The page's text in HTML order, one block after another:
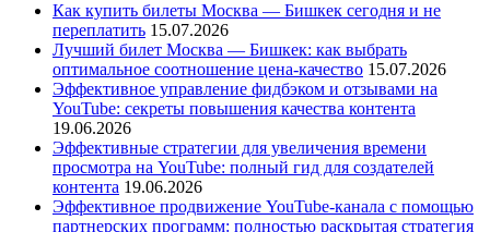
Как купить билеты Москва — Бишкек сегодня и не
переплатить 15.07.2026
Лучший билет Москва — Бишкек: как выбрать
оптимальное соотношение цена-качество 15.07.2026
Эффективное управление фидбэком и отзывами на
YouTube: секреты повышения качества контента
19.06.2026
Эффективные стратегии для увеличения времени
просмотра на YouTube: полный гид для создателей
контента 19.06.2026
Эффективное продвижение YouTube-канала с помощью
партнерских программ: полностью раскрытая стратегия